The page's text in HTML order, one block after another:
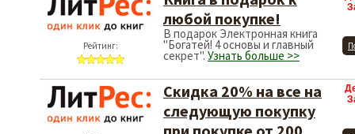
Рейтинг:
любой покупке!
В подарок Электронная книга
"Богатей! 4 основы и главный
секрет". Узнать больше >>
Скидка 20% на все на
следующую покупку